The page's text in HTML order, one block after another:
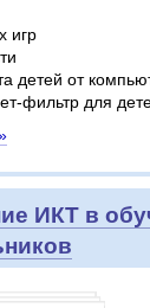
игр
детей от
фильтр для
ИКТ в